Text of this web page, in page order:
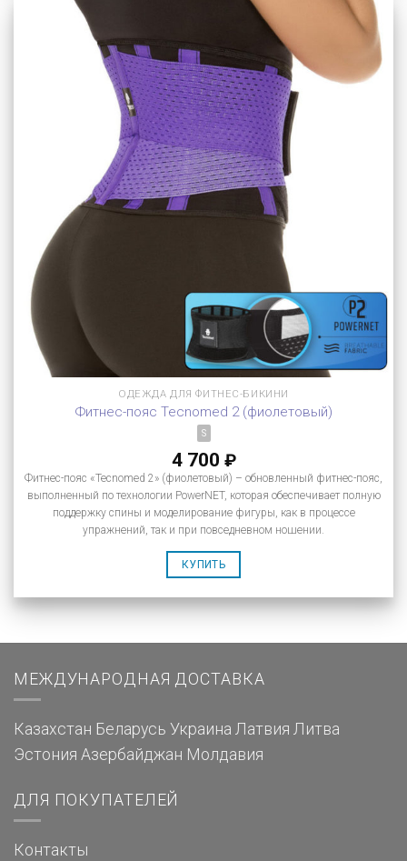
ОДЕЖДА ДЛЯ ФИТНЕС-БИКИНИ
Фитнес-пояс Tecnomed 2 (фиолетовый)
S
4 700 ₽
Фитнес-пояс «Tecnomed 2» (фиолетовый) – обновленный фитнес-пояс,
выполненный по технологии PowerNET, которая обеспечивает полную
поддержку спины и моделирование фигуры, как в процессе
упражнений, так и при повседневном ношении.
КУПИТЬ
МЕЖДУНАРОДНАЯ ДОСТАВКА
Казахстан Беларусь Украина Латвия Литва
Эстония Азербайджан Молдавия
ДЛЯ ПОКУПАТЕЛЕЙ
Контакты